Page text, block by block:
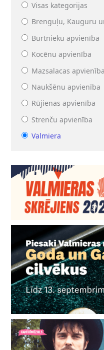
Visas kategorijas
Brenguļu, Kauguru
Burtnieku apvienība
Kocēnu apvienība
Mazsalacas apvienība
Naukšēnu apvienība
Rūjienas apvienība
Strenču apvienība
Valmiera